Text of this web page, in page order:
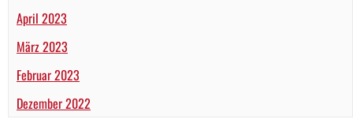
April 2023
März 2023
Februar 2023
Dezember 2022